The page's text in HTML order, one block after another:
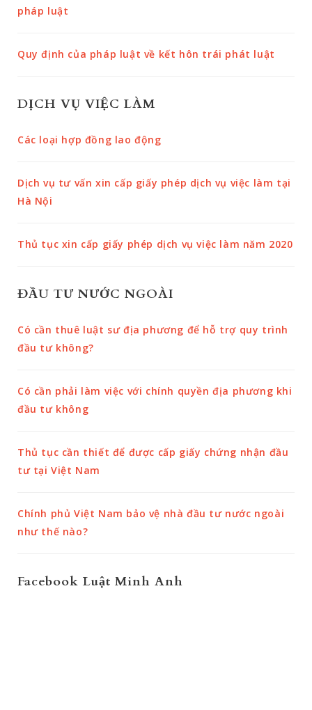
pháp luật
Quy định của pháp luật về kết hôn trái phát luật
DỊCH VỤ VIỆC LÀM
Các loại hợp đồng lao động
Dịch vụ tư vấn xin cấp giấy phép dịch vụ việc làm tại
Hà Nội
Thủ tục xin cấp giấy phép dịch vụ việc làm năm 2020
ĐẦU TƯ NƯỚC NGOÀI
Có cần thuê luật sư địa phương để hỗ trợ quy trình
đầu tư không?
Có cần phải làm việc với chính quyền địa phương khi
đầu tư không
Thủ tục cần thiết để được cấp giấy chứng nhận đầu
tư tại Việt Nam
Chính phủ Việt Nam bảo vệ nhà đầu tư nước ngoài
như thế nào?
Facebook Luật Minh Anh